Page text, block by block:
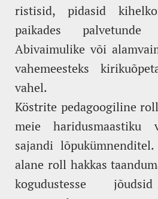
ristisid, pidasid
paikades
Abivaimulike või
vahemeesteks
vahel.
Köstrite pedagoogiline
meie haridusmaastiku
sajandi
alane roll hakkas
kogudustesse